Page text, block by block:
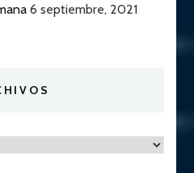
6 septiembre, 2021